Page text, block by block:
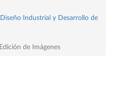
Industrial y Desarrollo de
de Imágenes